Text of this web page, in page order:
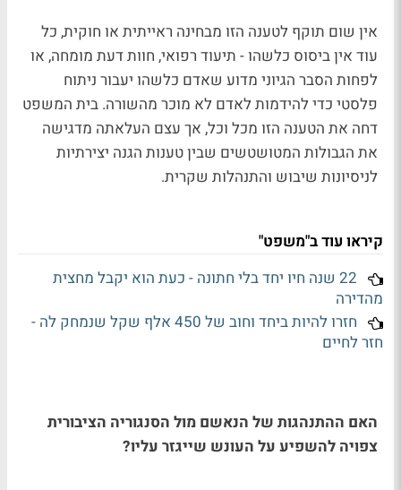
אין שום תוקף לטענה הזו מבחינה ראייתית או חוקית, כל
עוד אין ביסוס כלשהו - תיעוד רפואי, חוות דעת מומחה, או
לפחות הסבר הגיוני מדוע שאדם כלשהו יעבור ניתוח
פלסטי כדי להידמות לאדם לא מוכר מהשורה. בית המשפט
דחה את הטענה הזו מכל וכל, אך עצם העלאתה מדגישה
את הגבולות המטושטשים שבין טענות הגנה יצירתיות
לניסיונות שיבוש והתנהלות שקרית.
קיראו עוד ב"משפט"
22 שנה חיו יחד בלי חתונה - כעת הוא יקבל מחצית
מהדירה
חזרו להיות ביחד וחוב של 450 אלף שקל שנמחק לה -
חזר לחיים
האם ההתנהגות של הנאשם מול הסנגוריה הציבורית
צפויה להשפיע על העונש שייגזר עליו?